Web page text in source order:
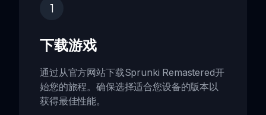
1
下载游戏
通过从官方网站下载Sprunki Remastered开
始您的旅程。确保选择适合您设备的版本以
获得最佳性能。